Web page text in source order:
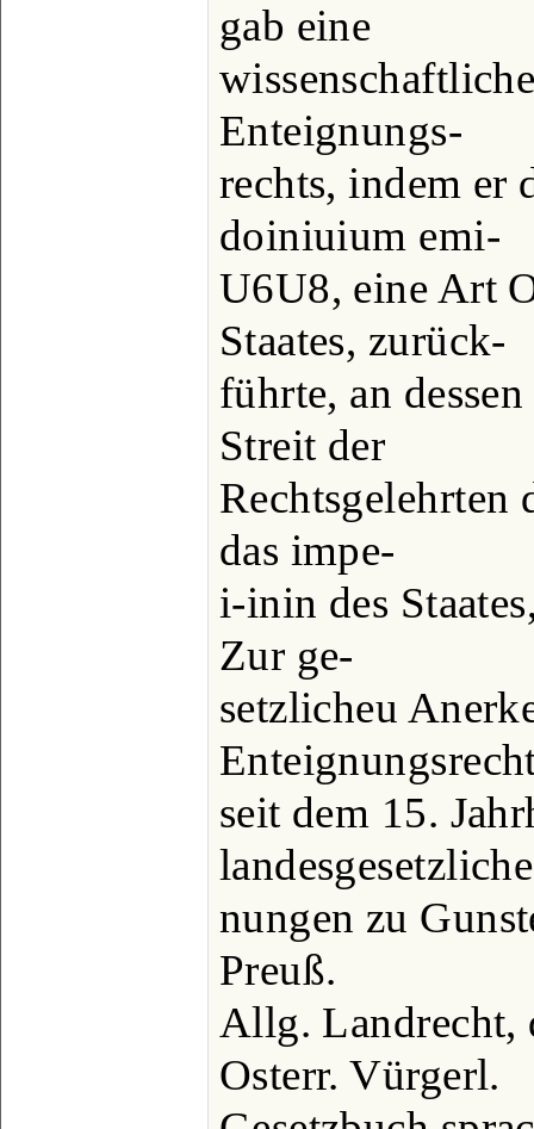
gab eine
Enteignungs-
rechts, indem er
doiniuium emi-
U6U8, eine Art
Staates, zurück-
führte, an
Streit der
das impe-
i-inin des
Zur ge-
setzlicheu
seit dem 15.
nungen zu
Preuß.
Allg. Landrecht,
Osterr. Vürgerl.